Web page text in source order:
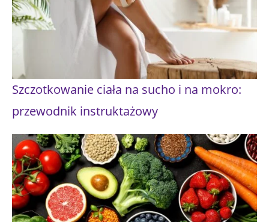
Szczotkowanie ciała na sucho i na mokro:
przewodnik instruktażowy